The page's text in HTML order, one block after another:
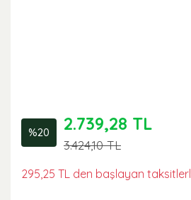
%20 2.739,28 TL
3.424,10 TL
295,25 TL den başlayan